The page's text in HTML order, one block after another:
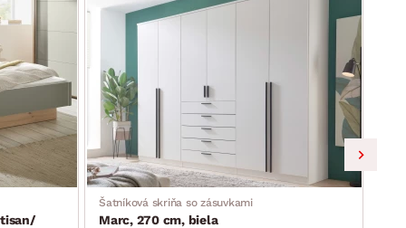
Šatníková skriňa so zásuvkami
Marc, 270 cm, biela